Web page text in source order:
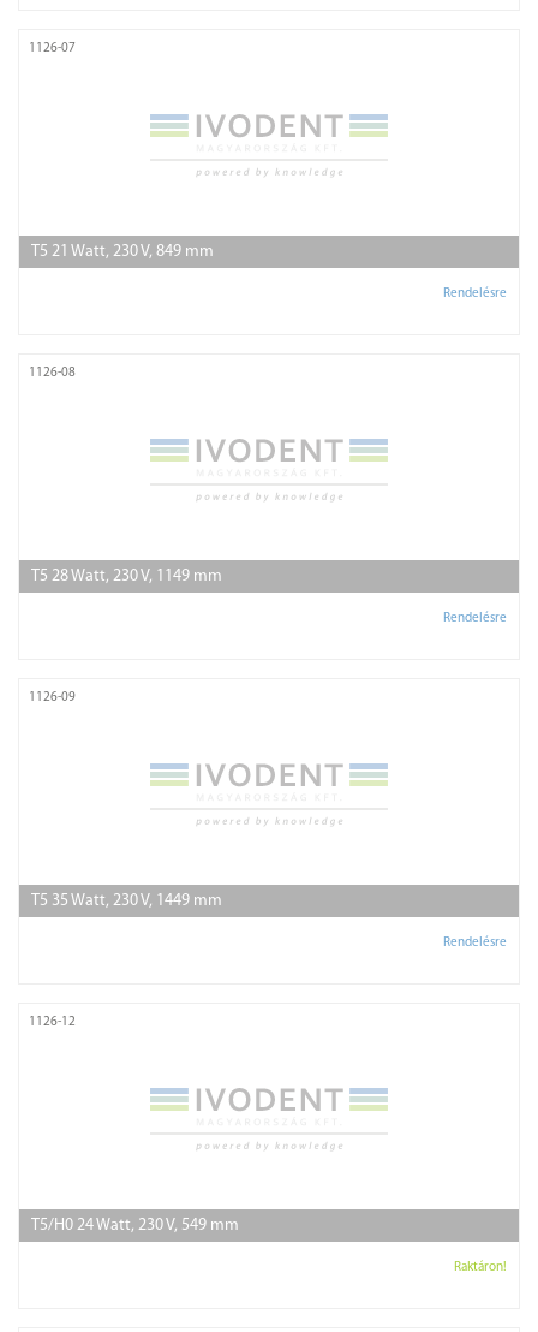
1126-07
T5 21 Watt, 230 V, 849 mm
Rendelésre
1126-08
T5 28 Watt, 230 V, 1149 mm
Rendelésre
1126-09
T5 35 Watt, 230 V, 1449 mm
Rendelésre
1126-12
T5/H0 24 Watt, 230 V, 549 mm
Raktáron!